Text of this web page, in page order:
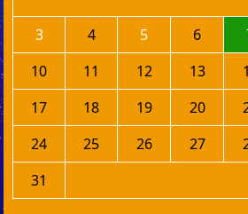
3
4 5 6
10
11 12 13
17
18 19 20
24
25 26 27
31